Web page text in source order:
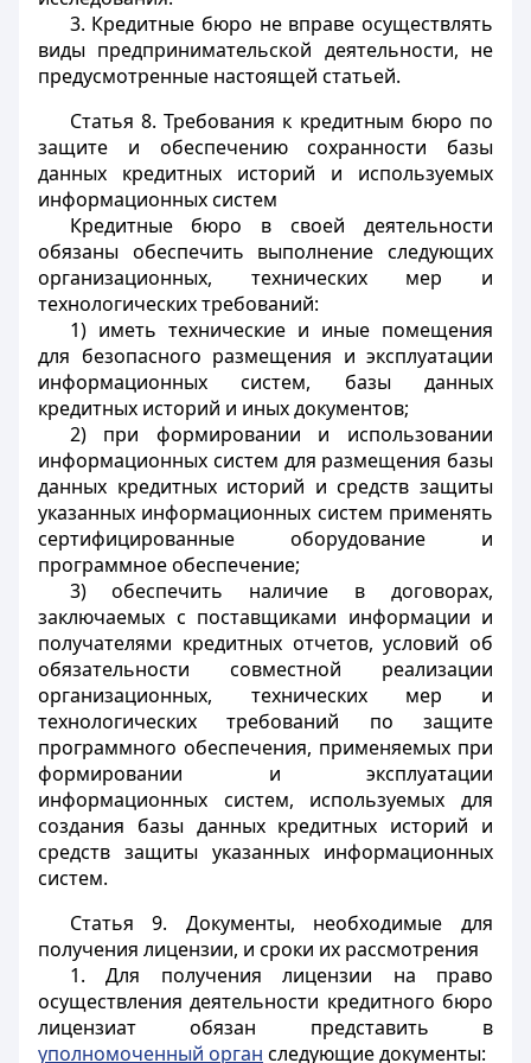
3. Кредитные бюро не вправе осуществлять
виды предпринимательской деятельности, не
предусмотренные настоящей статьей.
Статья 8. Требования к кредитным бюро по
защите и обеспечению сохранности базы
данных кредитных историй и используемых
информационных систем
Кредитные бюро в своей деятельности
обязаны обеспечить выполнение следующих
организационных, технических мер и
технологических требований:
1) иметь технические и иные помещения
для безопасного размещения и эксплуатации
информационных систем, базы данных
кредитных историй и иных документов;
2) при формировании и использовании
информационных систем для размещения базы
данных кредитных историй и средств защиты
указанных информационных систем применять
сертифицированные оборудование и
программное обеспечение;
3) обеспечить наличие в договорах,
заключаемых с поставщиками информации и
получателями кредитных отчетов, условий об
обязательности совместной реализации
организационных, технических мер и
технологических требований по защите
программного обеспечения, применяемых при
формировании и эксплуатации
информационных систем, используемых для
создания базы данных кредитных историй и
средств защиты указанных информационных
систем.
Статья 9. Документы, необходимые для
получения лицензии, и сроки их рассмотрения
1. Для получения лицензии на право
осуществления деятельности кредитного бюро
лицензиат обязан представить в
уполномоченный орган следующие документы: